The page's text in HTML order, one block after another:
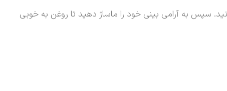
از روغن (حدود ۲ تا ۳ قطره) را داخل هر سوراخ بینی بچکانید. سپس به آرامی بینی خود را ماساژ دهید تا روغن به خوبی